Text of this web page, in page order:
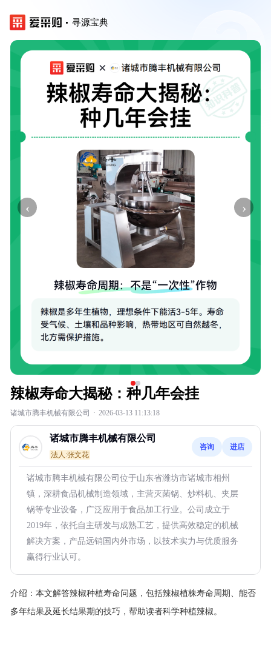
寻源宝典
‹ ›
辣椒寿命大揭秘：种几年会挂
诸城市腾丰机械有限公司 · 2026-03-13 11:13:18
诸城市腾丰机械有限公司
法人:张文花
咨询 进店
诸城市腾丰机械有限公司位于山东省潍坊市诸城市相州
镇，深耕食品机械制造领域，主营灭菌锅、炒料机、夹层
锅等专业设备，广泛应用于食品加工行业。公司成立于
2019年，依托自主研发与成熟工艺，提供高效稳定的机械
解决方案，产品远销国内外市场，以技术实力与优质服务
赢得行业认可。
介绍： 本文解答辣椒种植寿命问题，包括辣椒植株寿命周期、能否
多年结果及延长结果期的技巧，帮助读者科学种植辣椒。